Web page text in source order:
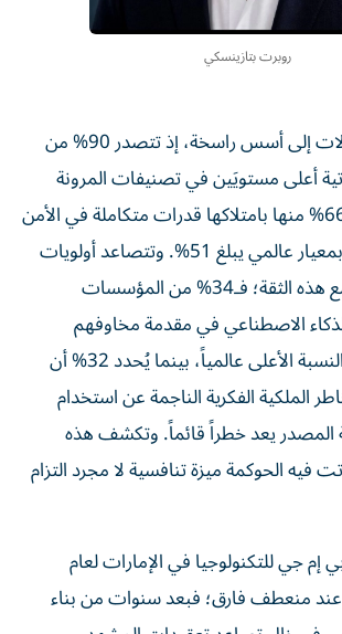
روبرت بتازينسكي
وتستند هذه التحولات إلى أسس راسخة، إذ تتصدر 90% من
أعلى مستويَين في تصنيفات المرونة
عالمياً، فيما تُفيد 66% منها بامتلاكها قدرات متكاملة في الأمن
السيبراني، مقارنة بمعيار عالمي يبلغ 51%. وتتصاعد أولويات
الحوكمة بالتوازي مع هذه الثقة؛ فـ34% من المؤسسات
الاصطناعي في مقدمة مخاوفهم
المستقبلية، وهي النسبة الأعلى عالمياً، بينما يُحدد 32% أن
الملكية الفكرية الناجمة عن استخدام
المصدر يعد خطراً قائماً. وتكشف هذه
فيه الحوكمة ميزة تنافسية لا مجرد التزام
إم جي للتكنولوجيا في الإمارات لعام
عند منعطف فارق؛ فبعد سنوات من بناء